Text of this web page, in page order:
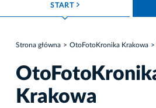
START ROZWIŃ MENU
Strona główna OtoFotoKronika Krakowa
Krakowa